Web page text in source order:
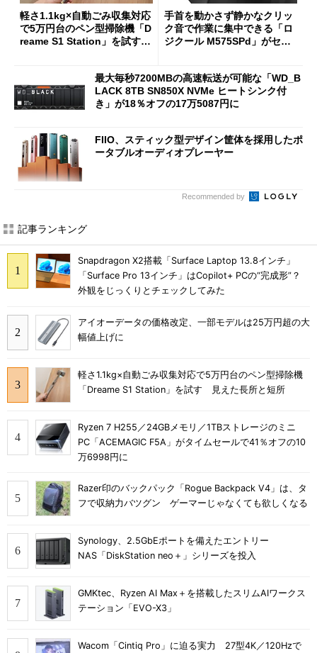
軽さ1.1kg×自動ごみ収集対応
で5万円台のペン型掃除機「D
reame S1 Station」を試す
手首を動かさず静かなクリッ
ク音で作業に集中できる「ロ
ジクール M575SPd」がセー
最大毎秒7200MBの高速転送が可能な「WD_B
LACK 8TB SN850X NVMe ヒートシンク付
き」が18％オフの17万5087円に
FIIO、スティック型デザイン筐体を採用したポ
ータブルオーディオプレーヤー
Recommended by
記事ランキング
Snapdragon X2搭載「Surface Laptop 13.8インチ」
「Surface Pro 13インチ」はCopilot+ PCの“完成形”？
外観をじっくりとチェックしてみた
アイオーデータの価格改定、一部モデルは25万円超の大
幅値上げに
軽さ1.1kg×自動ごみ収集対応で5万円台のペン型掃除機
「Dreame S1 Station」を試す 見えた長所と短所
Ryzen 7 H255／24GBメモリ／1TBストレージのミニ
PC「ACEMAGIC F5A」がタイムセールで41％オフの10
万6998円に
Razer印のバックパック「Rogue Backpack V4」は、タ
フで収納力バツグン ゲーマーじゃなくても欲しくなる
Synology、2.5GbEポートを備えたエントリー
NAS「DiskStation neo＋」シリーズを投入
GMKtec、Ryzen AI Max＋を搭載したスリムAIワークス
テーション「EVO-X3」
Wacom「Cintiq Pro」に迫る実力 27型4K／120Hzで